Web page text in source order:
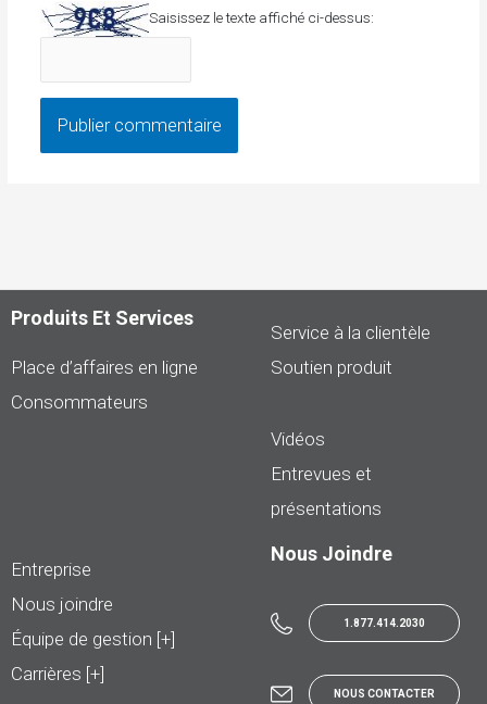
Saisissez le texte affiché ci-dessus:
Produits Et Services
Place d’affaires en ligne
Consommateurs
Service à la clientèle
Soutien produit
Vidéos
Entrevues et
présentations
Entreprise
Nous joindre
Équipe de gestion [+]
Carrières [+]
Nous Joindre
1.877.414.2030
NOUS CONTACTER